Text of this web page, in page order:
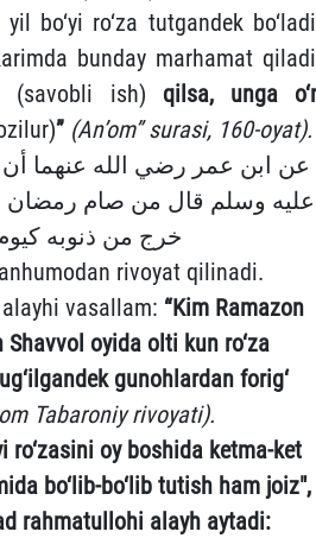
bo‘yi ro‘za tutgandek
bunday marhamat
(savobli ish) qilsa, unga
” (An’om” surasi, 160-oyat).
عن ابن عمر رضي الله عنهما
عليه وسلم قال من صام رمضان
خرج من ذنوبه
rivoyat qilinadi.
vasallam: “Kim Ramazon
oyida olti kun ro‘za
gunohlardan forig‘
Tabaroniy rivoyati).
ro‘zasini oy boshida ketma-ket
bo‘lib-bo‘lib tutish ham joiz",
rahmatullohi alayh aytadi: